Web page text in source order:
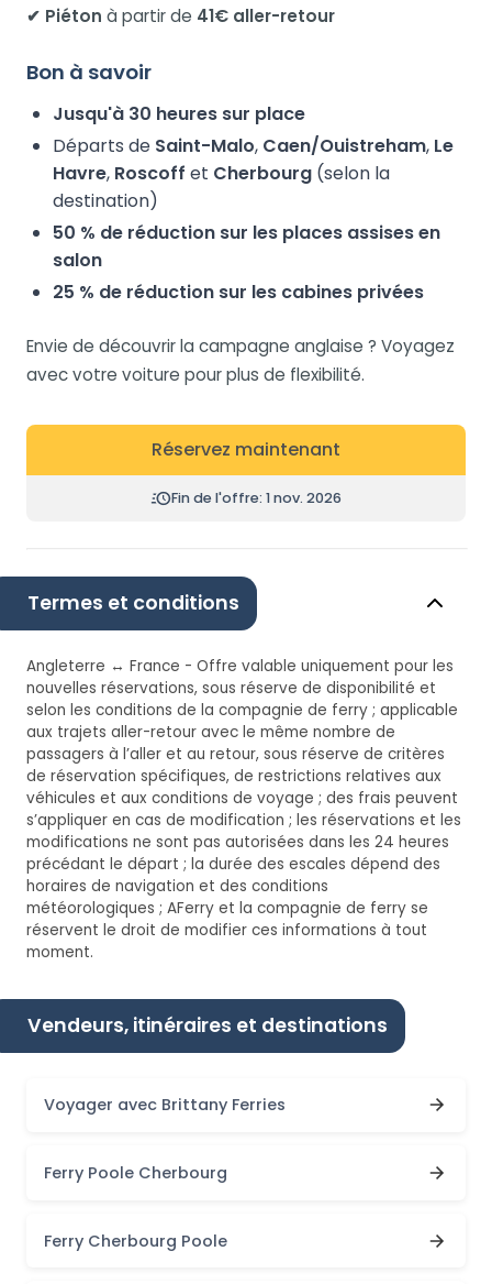
✔ Piéton à partir de 41€ aller-retour
Bon à savoir
Jusqu'à 30 heures sur place
Départs de Saint-Malo, Caen/Ouistreham, Le
Havre, Roscoff et Cherbourg (selon la
destination)
50 % de réduction sur les places assises en
salon
25 % de réduction sur les cabines privées
Envie de découvrir la campagne anglaise ? Voyagez
avec votre voiture pour plus de flexibilité.
Réservez maintenant
Fin de l'offre: 1 nov. 2026
Termes et conditions
Angleterre ↔ France - Offre valable uniquement pour les
nouvelles réservations, sous réserve de disponibilité et
selon les conditions de la compagnie de ferry ; applicable
aux trajets aller-retour avec le même nombre de
passagers à l’aller et au retour, sous réserve de critères
de réservation spécifiques, de restrictions relatives aux
véhicules et aux conditions de voyage ; des frais peuvent
s’appliquer en cas de modification ; les réservations et les
modifications ne sont pas autorisées dans les 24 heures
précédant le départ ; la durée des escales dépend des
horaires de navigation et des conditions
météorologiques ; AFerry et la compagnie de ferry se
réservent le droit de modifier ces informations à tout
moment.
Vendeurs, itinéraires et destinations
Voyager avec Brittany Ferries
Ferry Poole Cherbourg
Ferry Cherbourg Poole